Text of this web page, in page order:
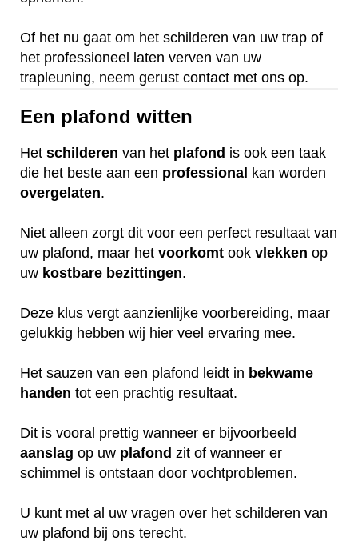
Of het nu gaat om het schilderen van uw trap of
het professioneel laten verven van uw
trapleuning, neem gerust contact met ons op.
Een plafond witten
Het schilderen van het plafond is ook een taak
die het beste aan een professional kan worden
overgelaten.
Niet alleen zorgt dit voor een perfect resultaat van
uw plafond, maar het voorkomt ook vlekken op
uw kostbare bezittingen.
Deze klus vergt aanzienlijke voorbereiding, maar
gelukkig hebben wij hier veel ervaring mee.
Het sauzen van een plafond leidt in bekwame
handen tot een prachtig resultaat.
Dit is vooral prettig wanneer er bijvoorbeeld
aanslag op uw plafond zit of wanneer er
schimmel is ontstaan door vochtproblemen.
U kunt met al uw vragen over het schilderen van
uw plafond bij ons terecht.